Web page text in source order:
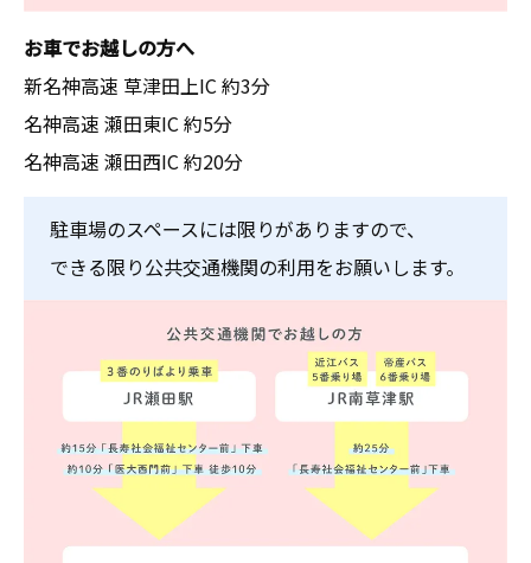
お車でお越しの方へ
新名神高速 草津田上IC 約3分
名神高速 瀬田東IC 約5分
名神高速 瀬田西IC 約20分
駐車場のスペースには限りがありますので、
できる限り公共交通機関の利用をお願いします。